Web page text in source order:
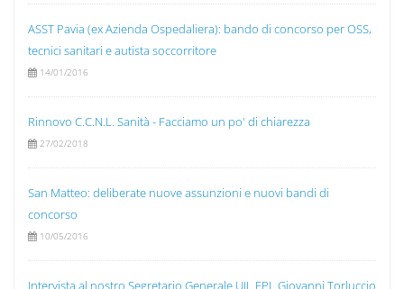
ASST Pavia (ex Azienda Ospedaliera): bando di concorso per OSS,
tecnici sanitari e autista soccorritore
14/01/2016
Rinnovo C.C.N.L. Sanità - Facciamo un po' di chiarezza
27/02/2018
San Matteo: deliberate nuove assunzioni e nuovi bandi di
concorso
10/05/2016
Intervista al nostro Segretario Generale UIL FPL Giovanni Torluccio